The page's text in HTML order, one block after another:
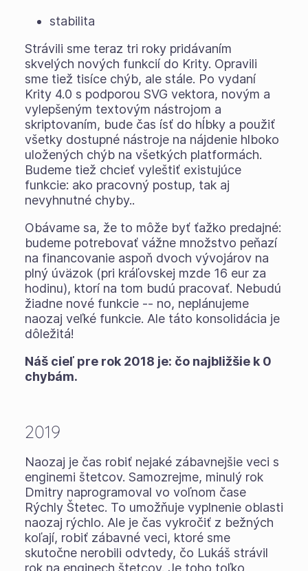
stabilita
Strávili sme teraz tri roky pridávaním
skvelých nových funkcií do Krity. Opravili
sme tiež tisíce chýb, ale stále. Po vydaní
Krity 4.0 s podporou SVG vektora, novým a
vylepšeným textovým nástrojom a
skriptovaním, bude čas ísť do hĺbky a použiť
všetky dostupné nástroje na nájdenie hlboko
uložených chýb na všetkých platformách.
Budeme tiež chcieť vyleštiť existujúce
funkcie: ako pracovný postup, tak aj
nevyhnutné chyby..
Obávame sa, že to môže byť ťažko predajné:
budeme potrebovať vážne množstvo peňazí
na financovanie aspoň dvoch vývojárov na
plný úväzok (pri kráľovskej mzde 16 eur za
hodinu), ktorí na tom budú pracovať. Nebudú
žiadne nové funkcie -- no, neplánujeme
naozaj veľké funkcie. Ale táto konsolidácia je
dôležitá!
Náš cieľ pre rok 2018 je: čo najbližšie k 0
chybám.
2019
Naozaj je čas robiť nejaké zábavnejšie veci s
enginemi štetcov. Samozrejme, minulý rok
Dmitry naprogramoval vo voľnom čase
Rýchly Štetec. To umožňuje vyplnenie oblasti
naozaj rýchlo. Ale je čas vykročiť z bežných
koľají, robiť zábavné veci, ktoré sme
skutočne nerobili odvtedy, čo Lukáš strávil
rok na enginech štetcov. Je toho toľko